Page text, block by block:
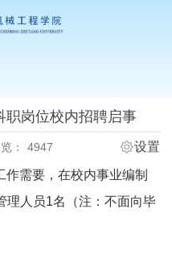
职岗位校内招聘启事
： 4947 设置
需要，在校内事业编制
理人员1名（注：不面向毕